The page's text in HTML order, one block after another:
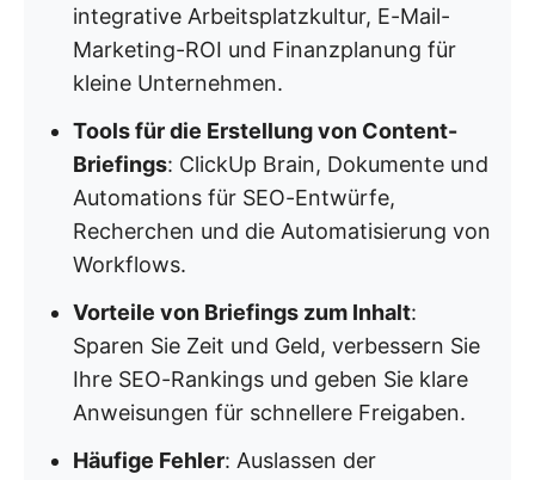
integrative Arbeitsplatzkultur, E-Mail-
Marketing-ROI und Finanzplanung für
kleine Unternehmen.
Tools für die Erstellung von Content-
Briefings: ClickUp Brain, Dokumente und
Automations für SEO-Entwürfe,
Recherchen und die Automatisierung von
Workflows.
Vorteile von Briefings zum Inhalt:
Sparen Sie Zeit und Geld, verbessern Sie
Ihre SEO-Rankings und geben Sie klare
Anweisungen für schnellere Freigaben.
Häufige Fehler: Auslassen der